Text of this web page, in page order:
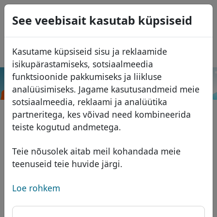
See veebisait kasutab küpsiseid
Kasutame küpsiseid sisu ja reklaamide
isikupärastamiseks, sotsiaalmeedia
funktsioonide pakkumiseks ja liikluse
analüüsimiseks. Jagame kasutusandmeid meie
sotsiaalmeedia, reklaami ja analüütika
partneritega, kes võivad need kombineerida
teiste kogutud andmetega.
Teie nõusolek aitab meil kohandada meie
teenuseid teie huvide järgi.
Loe rohkem
Domeenid
Domeeni andmebaas
Aafrika domeenid
Aasia domeenid
Euroopa domeenid
Lähis-Ida domeenid
Põhja-Ameerika domeenid
Hinnakiri
Soodustused
Üleandmine
Otsi
Teenused
ID Protect
DNS majutus
WHOIS
USD
EUR
GBP
Español
Français
Italiano
Português
Română
.mw Otsi